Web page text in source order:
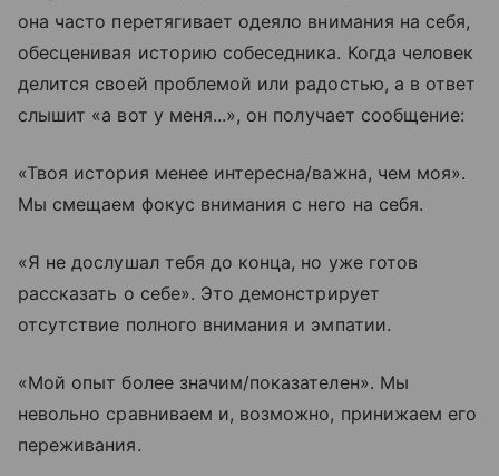
она часто перетягивает одеяло внимания на себя,
обесценивая историю собеседника. Когда человек
делится своей проблемой или радостью, а в ответ
слышит «а вот у меня...», он получает сообщение:
«Твоя история менее интересна/важна, чем моя».
Мы смещаем фокус внимания с него на себя.
«Я не дослушал тебя до конца, но уже готов
рассказать о себе». Это демонстрирует
отсутствие полного внимания и эмпатии.
«Мой опыт более значим/показателен». Мы
невольно сравниваем и, возможно, принижаем его
переживания.